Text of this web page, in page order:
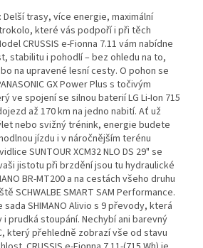
Delší trasy, více energie, maximální
které vás podpoří i při těch
CRUSSIS e-Fionna 7.11 vám nabídne
stabilitu i pohodlí – bez ohledu na to,
na upravené lesní cesty. O pohon se
GX Power Plus s točivým
ve spojení se silnou baterií LG Li-Ion 715
až 170 km na jedno nabití. Ať už
nebo svižný trénink, energie budete
jízdu i v náročnějším terénu
SUNTOUR XCM32 NLO DS 29" se
jistotu při brzdění jsou tu hydraulické
BR-MT200 a na cestách všeho druhu
SCHWALBE SMART SAM Performance.
SHIMANO Alivio s 9 převody, která
prudká stoupání. Nechybí ani barevný
který přehledně zobrazí vše od stavu